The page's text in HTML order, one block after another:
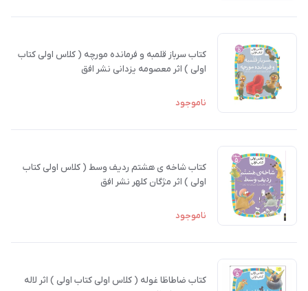
کتاب سرباز قلمبه و فرمانده مورچه ( کلاس اولی کتاب
اولی ) اثر معصومه یزدانی نشر افق
ناموجود
کتاب شاخه ی هشتم ردیف وسط ( کلاس اولی کتاب
اولی ) اثر مژگان کلهر نشر افق
ناموجود
کتاب ضاطاظا غوله ( کلاس اولی کتاب اولی ) اثر لاله